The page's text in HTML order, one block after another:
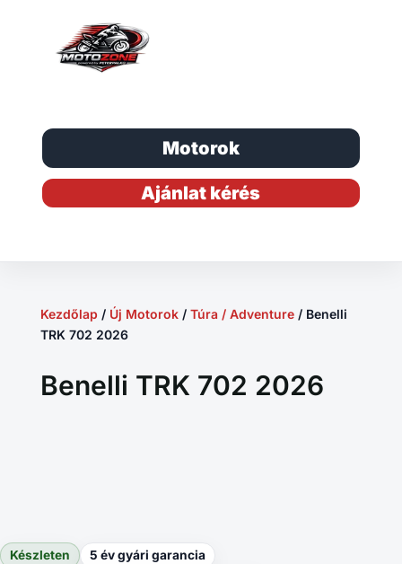
Motorok
Ajánlat kérés
Kezdőlap / Új Motorok/ Túra / Adventure/ Benelli
TRK 702 2026
Benelli TRK 702 2026
Készleten
5 év gyári garancia